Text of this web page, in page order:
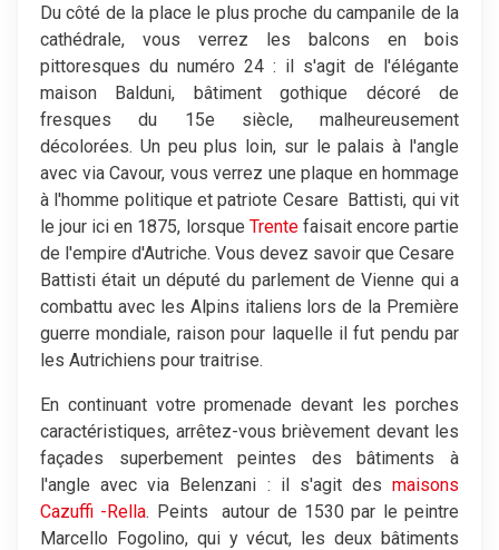
Du côté de la place le plus proche du campanile de la
cathédrale, vous verrez les balcons en bois
pittoresques du numéro 24 : il s'agit de l'élégante
maison Balduni, bâtiment gothique décoré de
fresques du 15e siècle, malheureusement
décolorées. Un peu plus loin, sur le palais à l'angle
avec via Cavour, vous verrez une plaque en hommage
à l'homme politique et patriote Cesare Battisti, qui vit
le jour ici en 1875, lorsque Trentefaisait encore partie
de l'empire d'Autriche. Vous devez savoir que Cesare
Battisti était un député du parlement de Vienne qui a
combattu avec les Alpins italiens lors de la Première
guerre mondiale, raison pour laquelle il fut pendu par
les Autrichiens pour traitrise.
En continuant votre promenade devant les porches
caractéristiques, arrêtez-vous brièvement devant les
façades superbement peintes des bâtiments à
l'angle avec via Belenzani : il s'agit des maisons
Cazuffi -Rella. Peints autour de 1530 par le peintre
Marcello Fogolino, qui y vécut, les deux bâtiments